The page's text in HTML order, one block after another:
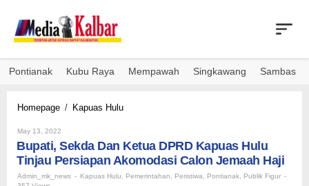
content
Pontianak Kubu Raya Mempawah Singkawang Sambas
Homepage / Kapuas HuluBupati,
Ketua
DPRD
Hulu
May 13, 2022
Bupati, Sekda Dan Ketua DPRD Kapuas Hulu
Tinjau Persiapan Akomodasi Calon Jemaah Haji
Admin_mk_news - Kapuas Hulu Pemerintahan Peristiwa Pontianak Publik Figur -